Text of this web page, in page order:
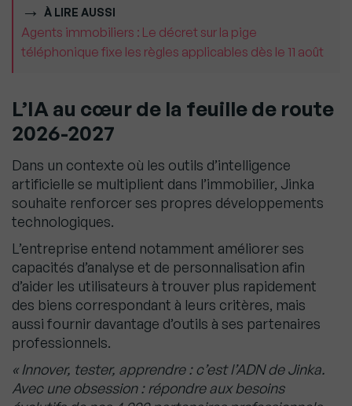
À LIRE AUSSI
Agents immobiliers : Le décret sur la pige
téléphonique fixe les règles applicables dès le 11 août
L’IA au cœur de la feuille de route
2026-2027
Dans un contexte où les outils d’intelligence
artificielle se multiplient dans l’immobilier, Jinka
souhaite renforcer ses propres développements
technologiques.
L’entreprise entend notamment améliorer ses
capacités d’analyse et de personnalisation afin
d’aider les utilisateurs à trouver plus rapidement
des biens correspondant à leurs critères, mais
aussi fournir davantage d’outils à ses partenaires
professionnels.
« Innover, tester, apprendre : c’est l’ADN de Jinka.
Avec une obsession : répondre aux besoins